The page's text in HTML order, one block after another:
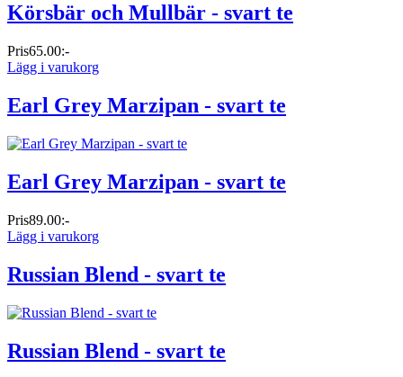
Körsbär och Mullbär - svart te
Pris65.00:-
Lägg i varukorg
Earl Grey Marzipan - svart te
Earl Grey Marzipan - svart te
Pris89.00:-
Lägg i varukorg
Russian Blend - svart te
Russian Blend - svart te